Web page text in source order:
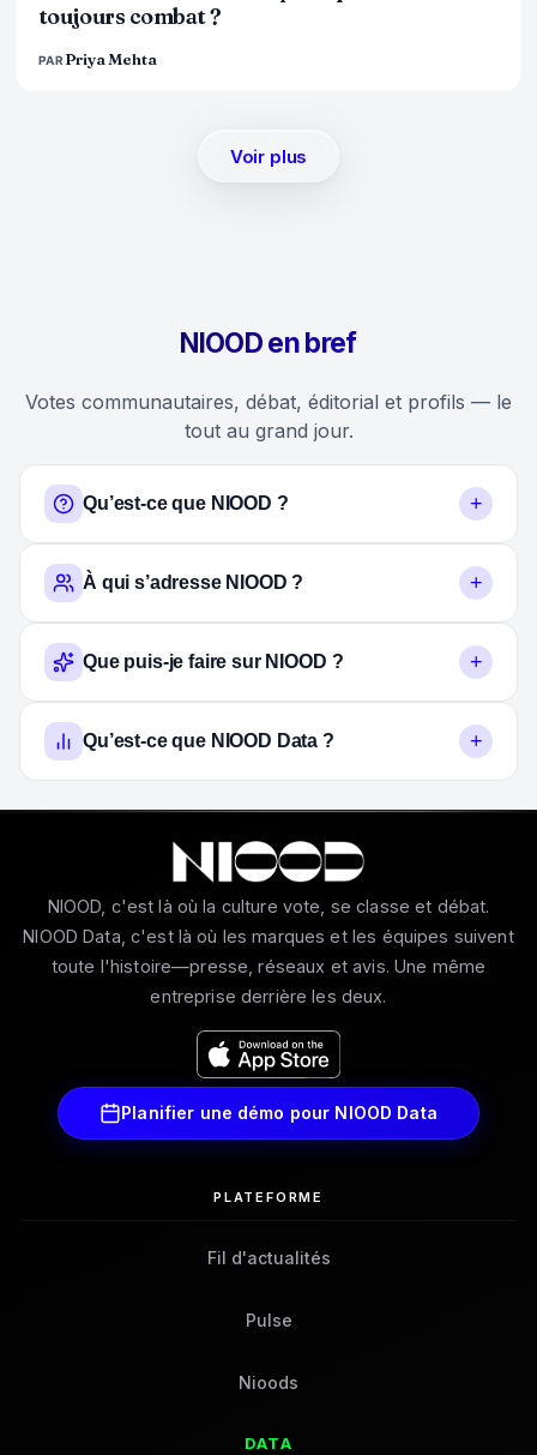
toujours combat ?
PAR Priya Mehta
Voir plus
NIOOD en bref
Votes communautaires, débat, éditorial et profils — le
tout au grand jour.
Qu’est-ce que NIOOD ? +
À qui s’adresse NIOOD ? +
Que puis-je faire sur NIOOD ? +
Qu’est-ce que NIOOD Data ? +
NIOOD, c'est là où la culture vote, se classe et débat.
NIOOD Data, c'est là où les marques et les équipes suivent
toute l'histoire—presse, réseaux et avis. Une même
entreprise derrière les deux.
Planifier une démo pour NIOOD Data
PLATEFORME
Fil d'actualités
Pulse
Nioods
DATA